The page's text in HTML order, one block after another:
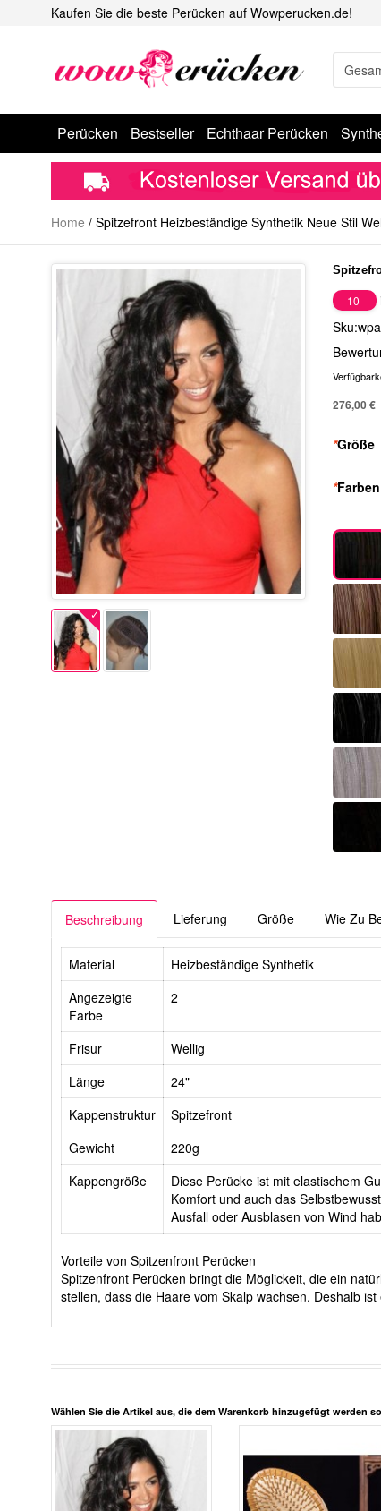
Kaufen Sie die beste Perücken auf Wowperucken.de!
Perücken Bestseller Echthaar Perücken
Home / Spitzefront Heizbeständige Synthetik Neue Stil
10
276,00 €
*Größe
*Farben
Beschreibung Lieferung Größe Wie Zu
Material
Heizbeständige Synthetik
Angezeigte
Farbe
2
Frisur
Wellig
Länge
24"
Kappenstruktur
Spitzefront
Gewicht
220g
Kappengröße
Diese Perücke ist mit elastischem
Komfort und auch das
Ausfall oder Ausblasen von Wind
Vorteile von Spitzenfront Perücken
Spitzenfront Perücken bringt die Möglickeit, die ein
stellen, dass die Haare vom Skalp wachsen. Deshalb
Wählen Sie die Artikel aus, die dem Warenkorb hinzugefügt werden